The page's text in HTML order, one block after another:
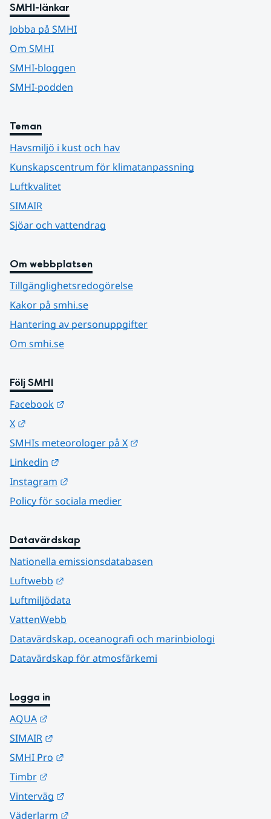
SMHI-länkar
Jobba på SMHI
Om SMHI
SMHI-bloggen
SMHI-podden
Teman
Havsmiljö i kust och hav
Kunskapscentrum för klimatanpassning
Luftkvalitet
SIMAIR
Sjöar och vattendrag
Om webbplatsen
Tillgänglighetsredogörelse
Kakor på smhi.se
Hantering av personuppgifter
Om smhi.se
Följ SMHI
Facebook
X
SMHIs meteorologer på X
Linkedin
Instagram
Policy för sociala medier
Datavärdskap
Nationella emissionsdatabasen
Luftwebb
Luftmiljödata
VattenWebb
Datavärdskap, oceanografi och marinbiologi
Datavärdskap för atmosfärkemi
Logga in
AQUA
SIMAIR
SMHI Pro
Timbr
Vinterväg
Väderlarm